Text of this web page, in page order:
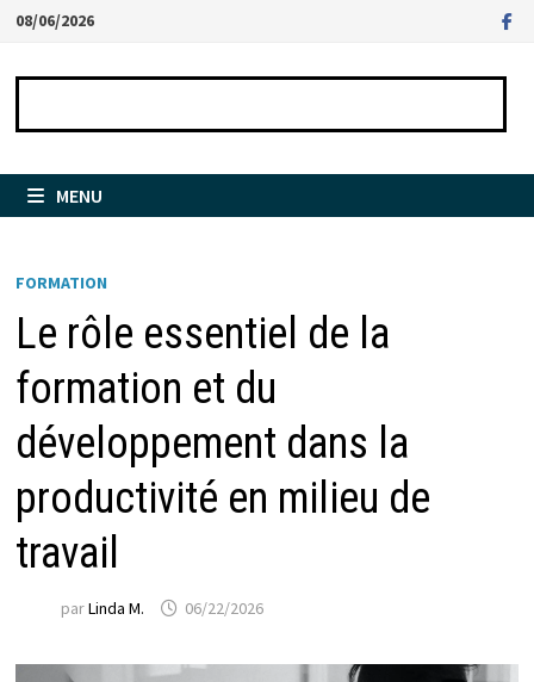
Passer
contenu
08/06/2026
MENU
FORMATION
Le rôle essentiel de la
formation et du
développement dans la
productivité en milieu de
travail
parLinda M. 06/22/2026